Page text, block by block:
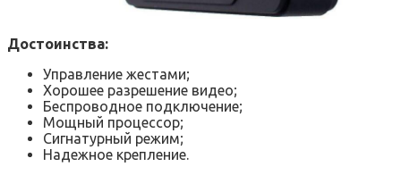
Достоинства:
Управление жестами;
Хорошее разрешение видео;
Беспроводное подключение;
Мощный процессор;
Сигнатурный режим;
Надежное крепление.